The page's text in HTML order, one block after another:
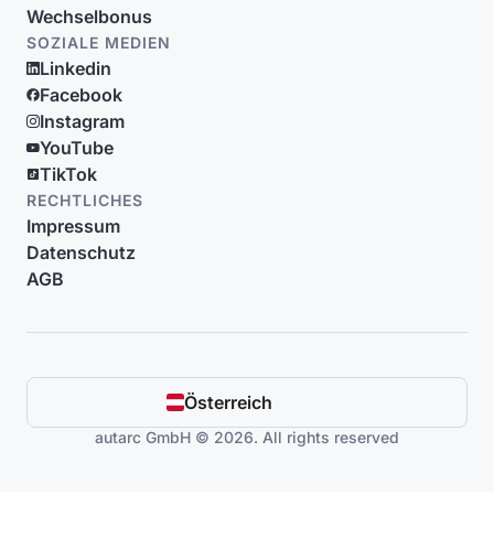
Wechselbonus
SOZIALE MEDIEN
Linkedin
Facebook
Instagram
YouTube
TikTok
RECHTLICHES
Impressum
Datenschutz
AGB
Österreich
autarc GmbH © 2026. All rights reserved